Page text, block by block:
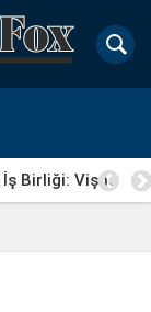
İş Birliği: Vişne